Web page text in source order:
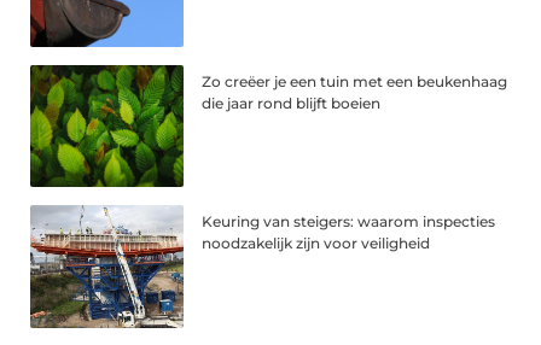
Zo creëer je een tuin met een beukenhaag
die jaar rond blijft boeien
Keuring van steigers: waarom inspecties
noodzakelijk zijn voor veiligheid